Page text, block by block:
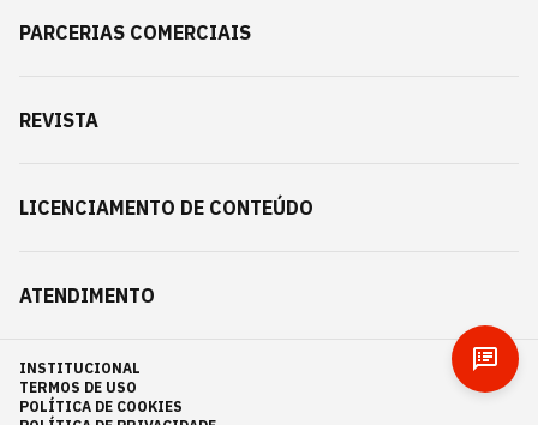
PARCERIAS COMERCIAIS
REVISTA
LICENCIAMENTO DE CONTEÚDO
ATENDIMENTO
INSTITUCIONAL
TERMOS DE USO
POLÍTICA DE COOKIES